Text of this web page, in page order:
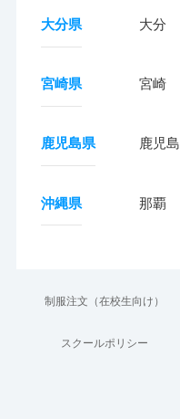
大分県 大分
宮崎県 宮崎
鹿児島県 鹿児島
沖縄県 那覇
制服注文（在校生向け）
スクールポリシー